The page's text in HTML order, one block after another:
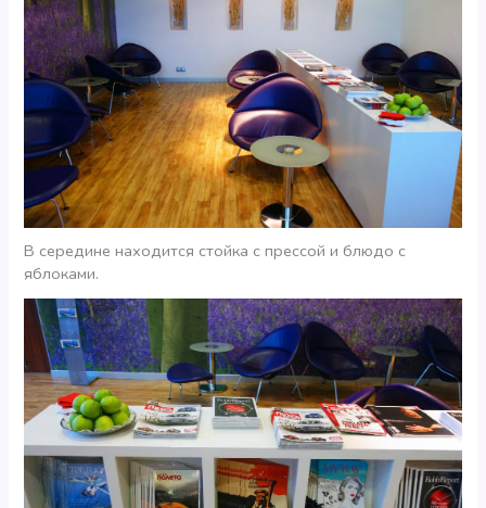
В середине находится стойка с прессой и блюдо с
яблоками.